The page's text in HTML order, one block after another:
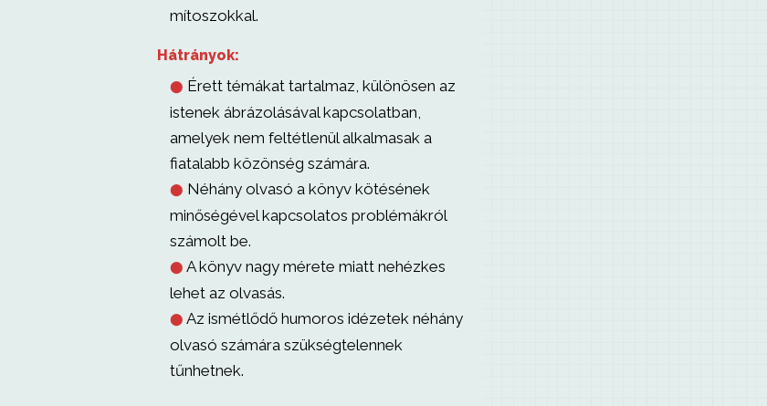
mítoszokkal.
Hátrányok:
⬤ Érett témákat tartalmaz, különösen az
istenek ábrázolásával kapcsolatban,
amelyek nem feltétlenül alkalmasak a
fiatalabb közönség számára.
⬤ Néhány olvasó a könyv kötésének
minőségével kapcsolatos problémákról
számolt be.
⬤ A könyv nagy mérete miatt nehézkes
lehet az olvasás.
⬤ Az ismétlődő humoros idézetek néhány
olvasó számára szükségtelennek
tűnhetnek.